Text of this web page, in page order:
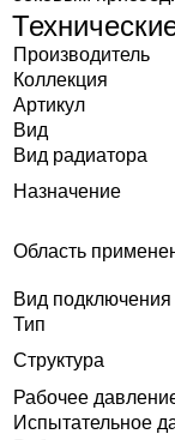
Производитель
Коллекция
Артикул
Вид
Вид радиатора
Назначение
Область
Вид подключения
Тип
Структура
Рабочее
Испытательное